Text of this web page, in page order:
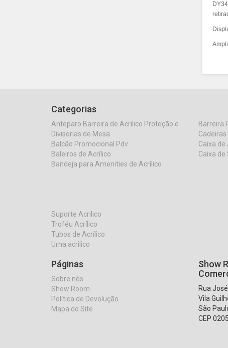
Categorias
Anteparo Barreira de Acrilico Proteção e
Divisorias de Mesa
Balcão Promocional Pdv
Baleiros de Acrílico
Bandeja para Amenities de Acrílico
Barreira
Caixa de
Caixa
Suporte Acrilico
Troféu Acrílico
Tubos de Acrílico
Urna acrilico
Páginas
Sobre nós
Show Room
Política de Devolução
Mapa do Site
Show
Rua
Vila
São
CEP